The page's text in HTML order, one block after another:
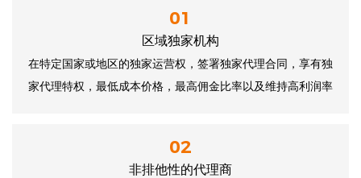
01
区域独家机构
在特定国家或地区的独家运营权，签署独家代理合同，享有独
家代理特权，最低成本价格，最高佣金比率以及维持高利润率
02
非排他性的代理商